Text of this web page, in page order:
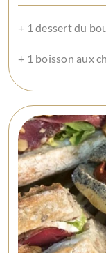
+ 1 dessert du
+ 1 boisson aux